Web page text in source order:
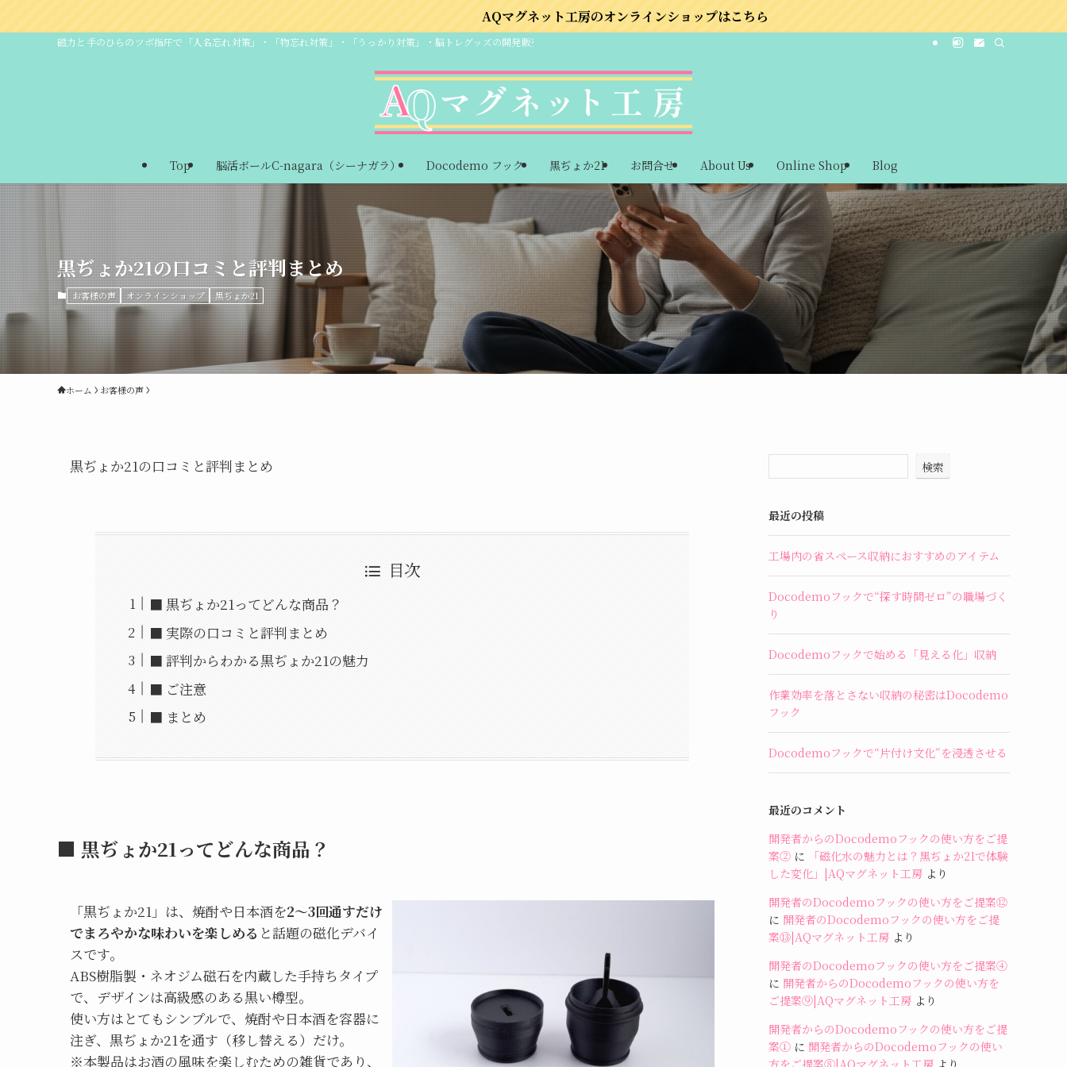
AQマグネット工房のオンラインショップはこちら
磁力と手のひらのツボ指圧で「人名忘れ対策」・「物忘れ対策」・「うっかり対策」・脳トレグッズの開発販売
Top 脳活ボールC-nagara（シーナガラ） Docodemo フック 黒ぢょか21 お問合せ About Us Online Shop Blog
黒ぢょか21の口コミと評判まとめ
お客様の声 オンラインショップ 黒ぢょか21
ホーム お客様の声
黒ぢょか21の口コミと評判まとめ
目次
■ 黒ぢょか21ってどんな商品？
■ 実際の口コミと評判まとめ
■ 評判からわかる黒ぢょか21の魅力
■ ご注意
■ まとめ
■ 黒ぢょか21ってどんな商品？
「黒ぢょか21」は、焼酎や日本酒を2〜3回通すだけ
でまろやかな味わいを楽しめる と話題の磁化デバイ
スです。
ABS樹脂製・ネオジム磁石を内蔵した手持ちタイプ
で、デザインは高級感のある黒い樽型。
使い方はとてもシンプルで、焼酎や日本酒を容器に
注ぎ、黒ぢょか21を通す（移し替える）だけ。
※本製品はお酒の風味を楽しむための雑貨であり、
検索
最近の投稿
工場内の省スペース収納におすすめのアイテム
Docodemoフックで“探す時間ゼロ”の職場づく
り
Docodemoフックで始める「見える化」収納
作業効率を落とさない収納の秘密はDocodemo
フック
Docodemoフックで“片付け文化”を浸透させる
最近のコメント
開発者からのDocodemoフックの使い方をご提
案② に
「磁化水の魅力とは？黒ぢょか21で体験
した変化」|AQマグネット工房 より
開発者のDocodemoフックの使い方をご提案⑫
に 開発者のDocodemoフックの使い方をご提
案⑬|AQマグネット工房 より
開発者のDocodemoフックの使い方をご提案④
に 開発者からのDocodemoフックの使い方を
ご提案⑨|AQマグネット工房 より
開発者からのDocodemoフックの使い方をご提
案① に 開発者からのDocodemoフックの使い
方をご提案⑧|AQマグネット工房 より